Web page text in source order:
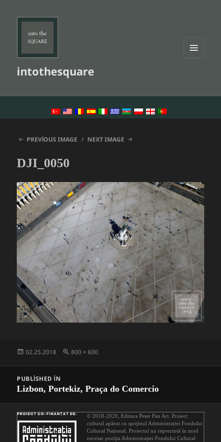
intothesquare
PREVIOUS IMAGE NEXT IMAGE
DJI_0050
Posted
02.25.2018
Full
800 × 600
navigation
PUBLISHED IN
Lizbon, Portekiz, Praça do Comercio
© 2018-2020,Editura Peter Pan Art. Proiect
cultural apărut cu sprijinulAdministrației Fondului
Cultural Național. Proiectul nu reprezintă în mod
necesar poziţia Administrației Fondului Cultural